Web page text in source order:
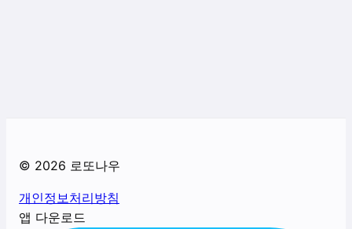
© 2026 로또나우
개인정보처리방침
앱 다운로드